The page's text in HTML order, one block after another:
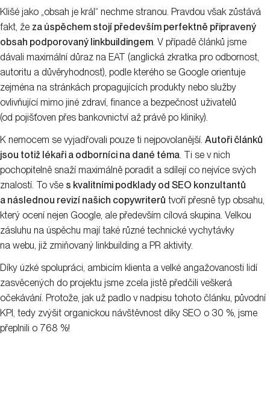
Klišé jako „obsah je král“ nechme stranou. Pravdou však zůstává
fakt, že za úspěchem stojí především perfektně připravený
obsah podporovaný linkbuildingem. V případě článků jsme
dávali maximální důraz na EAT (anglická zkratka pro odbornost,
autoritu a důvěryhodnost), podle kterého se Google orientuje
zejména na stránkách propagujících produkty nebo služby
ovlivňující mimo jiné zdraví, finance a bezpečnost uživatelů
(od pojišťoven přes bankovnictví až právě po kliniky).
K nemocem se vyjadřovali pouze ti nejpovolanější. Autoři článků
jsou totiž lékaři a odborníci na dané téma. Ti se v nich
pochopitelně snaží maximálně poradit a sdílejí co nejvíce svých
znalostí. To vše s kvalitními podklady od SEO konzultantů
a následnou revizí našich copywriterů tvoří přesně typ obsahu,
který ocení nejen Google, ale především cílová skupina. Velkou
zásluhu na úspěchu mají také různé technické vychytávky
na webu, již zmiňovaný linkbuilding a PR aktivity.
Díky úzké spolupráci, ambicím klienta a velké angažovanosti lidí
zasvěcených do projektu jsme zcela jistě předčili veškerá
očekávání. Protože, jak už padlo v nadpisu tohoto článku, původní
KPI, tedy zvýšit organickou návštěvnost díky SEO o 30 %, jsme
přeplnili o 768 %!